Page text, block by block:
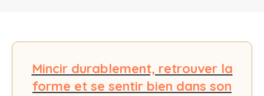
Mincir durablement, retrouver la
forme et se sentir bien dans son